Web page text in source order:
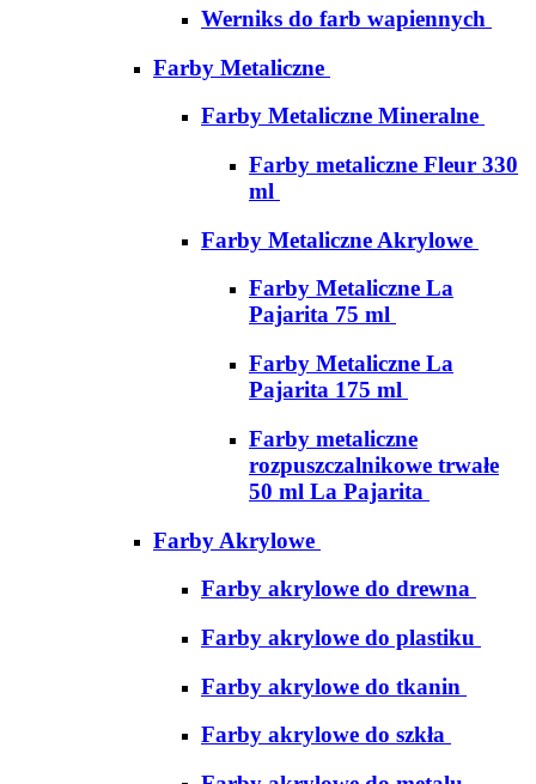
Werniks do farb wapiennych
Farby Metaliczne
Farby Metaliczne Mineralne
Farby metaliczne Fleur 330
ml
Farby Metaliczne Akrylowe
Farby Metaliczne La
Pajarita 75 ml
Farby Metaliczne La
Pajarita 175 ml
Farby metaliczne
rozpuszczalnikowe trwałe
50 ml La Pajarita
Farby Akrylowe
Farby akrylowe do drewna
Farby akrylowe do plastiku
Farby akrylowe do tkanin
Farby akrylowe do szkła